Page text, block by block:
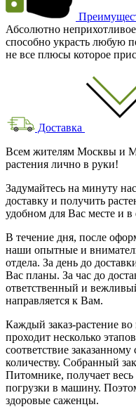
Абсолютно неприхотливое
способно украсть любую
не все плюсы которое
Доставка
Всем жителям Москвы и
растения лично в руки!
Задумайтесь на минуту
доставку и получить
удобном для Вас месте и
В течение дня, после
наши опытные и
отдела. За день до
Вас планы. За час до
ответственный и
направляется к Вам.
Каждый заказ-растение
проходит несколько
соответствие
количеству. Собранный
Питомнике, получает
погрузки в машину.
здоровые саженцы.